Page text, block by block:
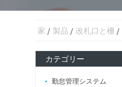
家 製品 改札口と柵
カテゴリー
勤怠管理システム